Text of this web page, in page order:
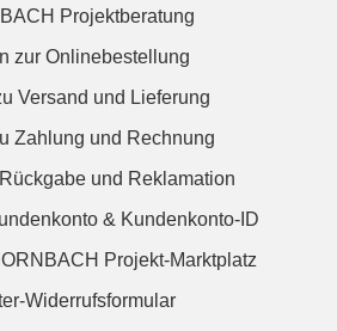
Projektberatung
zur Onlinebestellung
Versand und Lieferung
Zahlung und Rechnung
und Reklamation
& Kundenkonto-ID
Projekt-Marktplatz
Widerrufsformular